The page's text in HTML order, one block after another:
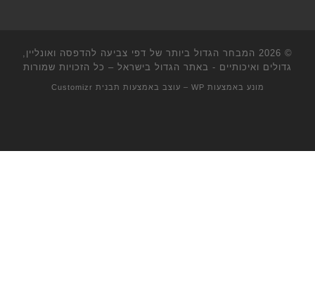
© 2026
המבחר הגדול ביותר של דפי צביעה להדפסה ואונליין,
גדולים ואיכותיים - באתר הגדול בישראל – כל הזכויות שמורות
מונע באמצעות WP – עוצב באמצעות תבנית Customizr